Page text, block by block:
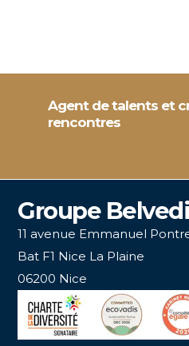
Agent de talents et
rencontres
Groupe
11 avenue Emmanuel
Bat F1 Nice La Plaine
06200 Nice